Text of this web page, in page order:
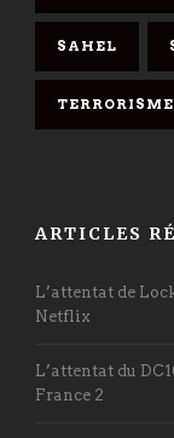
SAHEL
TERRORISME
ARTICLES
L’attentat de
Netflix
L’attentat du
France 2